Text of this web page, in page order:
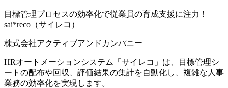
目標管理プロセスの効率化で従業員の育成支援に注力！
sai*reco（サイレコ）
株式会社アクティブアンドカンパニー
HRオートメーションシステム「サイレコ」は、目標管理シ
ートの配布や回収、評価結果の集計を自動化し、複雑な人事
業務の効率化を実現します。